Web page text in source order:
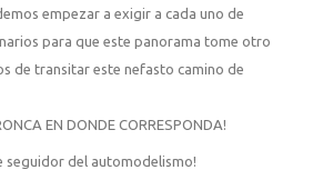
empezar a exigir a cada uno de
para que este panorama tome otro
de transitar este nefasto camino de
EN DONDE CORRESPONDA!
seguidor del automodelismo!